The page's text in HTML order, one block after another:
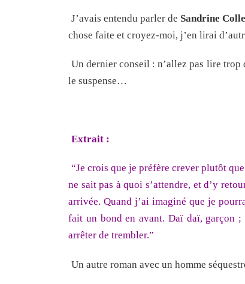
J’avais entendu parler de Sandrine
chose faite et croyez-moi, j’en lirai
Un dernier conseil : n’allez pas lire trop
le suspense…
Extrait :
“Je crois que je préfère crever plutôt
ne sait pas à quoi s’attendre, et d’y
arrivée. Quand j’ai imaginé que je
fait un bond en avant. Daï daï, garçon
arrêter de trembler.”
Un autre roman avec un homme